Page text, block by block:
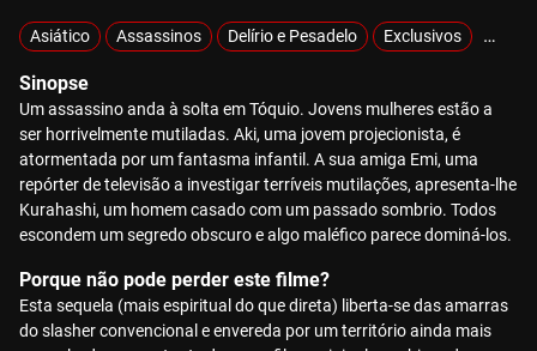
Asiático Assassinos Delírio e Pesadelo Exclusivos Gore
Sinopse
Um assassino anda à solta em Tóquio. Jovens mulheres estão a
ser horrivelmente mutiladas. Aki, uma jovem projecionista, é
atormentada por um fantasma infantil. A sua amiga Emi, uma
repórter de televisão a investigar terríveis mutilações, apresenta-lhe
Kurahashi, um homem casado com um passado sombrio. Todos
escondem um segredo obscuro e algo maléfico parece dominá-los.
Porque não pode perder este filme?
Esta sequela (mais espiritual do que direta) liberta-se das amarras
do slasher convencional e envereda por um território ainda mais